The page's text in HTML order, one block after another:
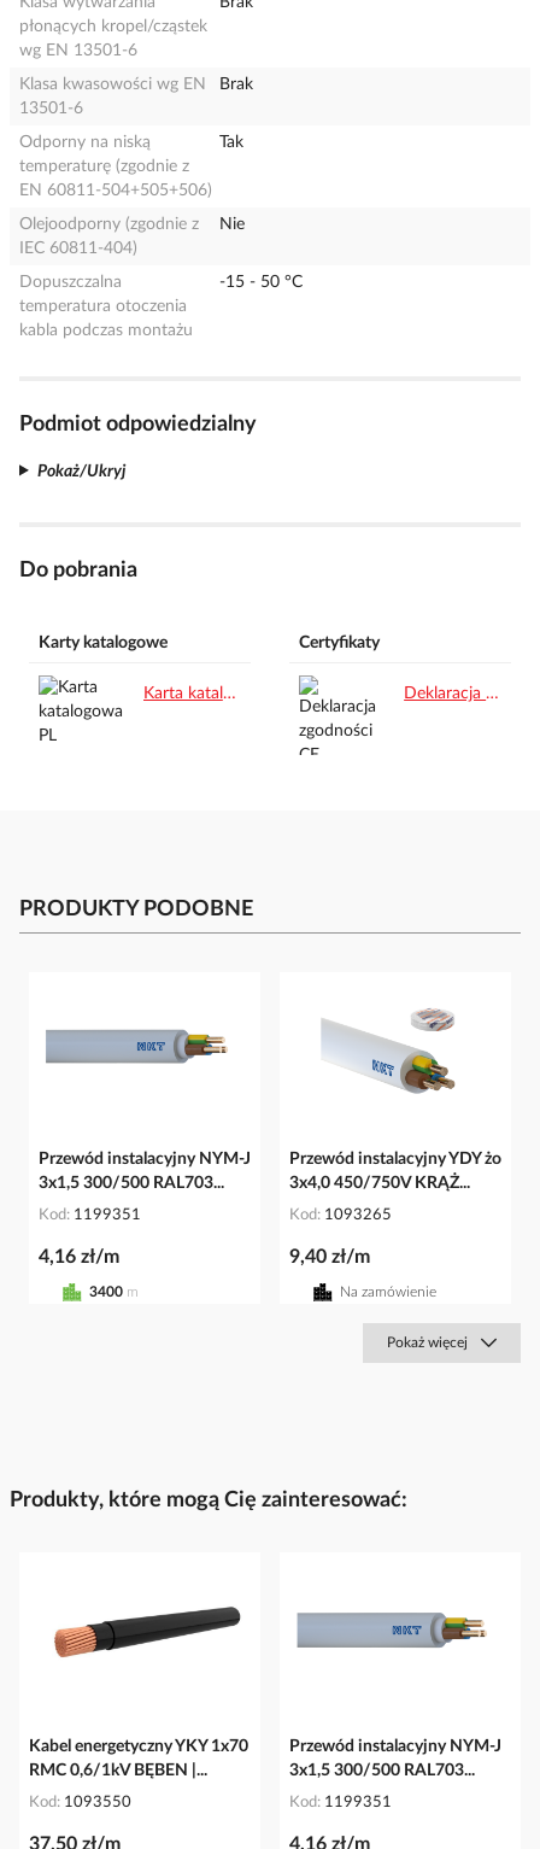
płonących kropel/cząstek
wg EN 13501-6
Klasa kwasowości wg EN
13501-6
Brak
Odporny na niską
temperaturę (zgodnie z
EN 60811-504+505+506)
Tak
Olejoodporny (zgodnie z
IEC 60811-404)
Nie
Dopuszczalna
temperatura otoczenia
kabla podczas montażu
-15 - 50 °C
Podmiot odpowiedzialny
Pokaż/Ukryj
Do pobrania
Karty katalogowe
Karta katalogowa PL.pdf
Certyfikaty
Deklaracja zgodności CE.pdf
PRODUKTY PODOBNE
Przewód instalacyjny NYM-J
3x1,5 300/500 RAL703...
Kod 1199351
4,16 zł/m
3400 m
Przewód instalacyjny YDY żo
3x4,0 450/750V KRĄŻ...
Kod 1093265
9,40 zł/m
Na zamówienie
Pokaż więcej
Produkty, które mogą Cię zainteresować:
Kabel energetyczny YKY 1x70
RMC 0,6/1kV BĘBEN |...
Kod 1093550
37,50 zł/m
Przewód instalacyjny NYM-J
3x1,5 300/500 RAL703...
Kod 1199351
4,16 zł/m